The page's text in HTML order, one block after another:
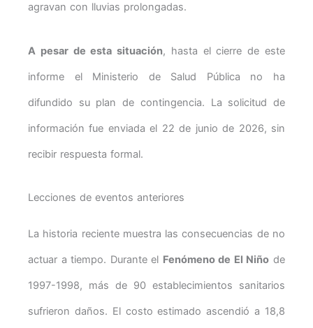
agravan con lluvias prolongadas.
A pesar de esta situación, hasta el cierre de este
informe el Ministerio de Salud Pública no ha
difundido su plan de contingencia. La solicitud de
información fue enviada el 22 de junio de 2026, sin
recibir respuesta formal.
Lecciones de eventos anteriores
La historia reciente muestra las consecuencias de no
actuar a tiempo. Durante el Fenómeno de El Niño de
1997-1998, más de 90 establecimientos sanitarios
sufrieron daños. El costo estimado ascendió a 18,8